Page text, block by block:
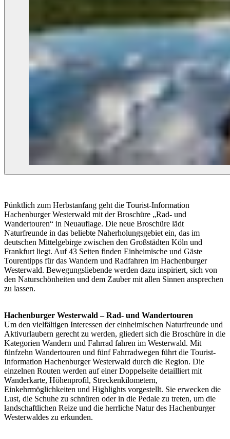
Pünktlich zum Herbstanfang geht die Tourist-Information
Hachenburger Westerwald mit der Broschüre „Rad- und
Wandertouren“ in Neuauflage. Die neue Broschüre lädt
Naturfreunde in das beliebte Naherholungsgebiet ein, das im
deutschen Mittelgebirge zwischen den Großstädten Köln und
Frankfurt liegt. Auf 43 Seiten finden Einheimische und Gäste
Tourentipps für das Wandern und Radfahren im Hachenburger
Westerwald. Bewegungsliebende werden dazu inspiriert, sich von
den Naturschönheiten und dem Zauber mit allen Sinnen ansprechen
zu lassen.
Hachenburger Westerwald – Rad- und Wandertouren
Um den vielfältigen Interessen der einheimischen Naturfreunde und
Aktivurlaubern gerecht zu werden, gliedert sich die Broschüre in die
Kategorien Wandern und Fahrrad fahren im Westerwald. Mit
fünfzehn Wandertouren und fünf Fahrradwegen führt die Tourist-
Information Hachenburger Westerwald durch die Region. Die
einzelnen Routen werden auf einer Doppelseite detailliert mit
Wanderkarte, Höhenprofil, Streckenkilometern,
Einkehrmöglichkeiten und Highlights vorgestellt. Sie erwecken die
Lust, die Schuhe zu schnüren oder in die Pedale zu treten, um die
landschaftlichen Reize und die herrliche Natur des Hachenburger
Westerwaldes zu erkunden.